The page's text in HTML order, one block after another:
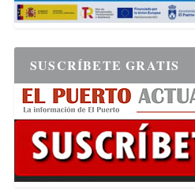
SUSCRÍBETE GRATIS